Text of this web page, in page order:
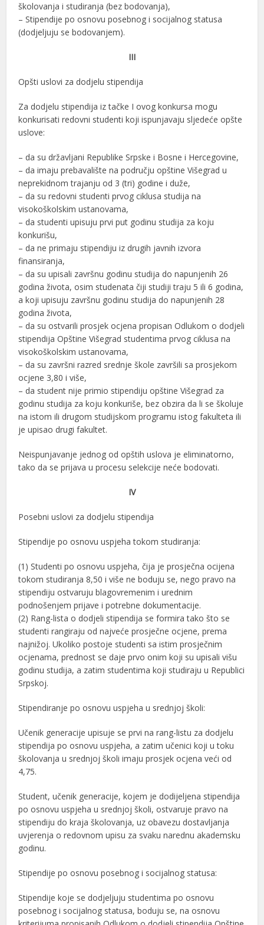
školovanja i studiranja (bez bodovanja),
– Stipendije po osnovu posebnog i socijalnog statusa
(dodjeljuju se bodovanjem).
III
Opšti uslovi za dodjelu stipendija
Za dodjelu stipendija iz tačke I ovog konkursa mogu
konkurisati redovni studenti koji ispunjavaju sljedeće opšte
uslove:
– da su državljani Republike Srpske i Bosne i Hercegovine,
– da imaju prebavalište na području opštine Višegrad u
neprekidnom trajanju od 3 (tri) godine i duže,
– da su redovni studenti prvog ciklusa studija na
visokoškolskim ustanovama,
– da studenti upisuju prvi put godinu studija za koju
konkurišu,
– da ne primaju stipendiju iz drugih javnih izvora
finansiranja,
– da su upisali završnu godinu studija do napunjenih 26
godina života, osim studenata čiji studiji traju 5 ili 6 godina,
a koji upisuju završnu godinu studija do napunjenih 28
godina života,
– da su ostvarili prosjek ocjena propisan Odlukom o dodjeli
stipendija Opštine Višegrad studentima prvog ciklusa na
visokoškolskim ustanovama,
– da su završni razred srednje škole završili sa prosjekom
ocjene 3,80 i više,
– da student nije primio stipendiju opštine Višegrad za
godinu studija za koju konkuriše, bez obzira da li se školuje
na istom ili drugom studijskom programu istog fakulteta ili
je upisao drugi fakultet.
Neispunjavanje jednog od opštih uslova je eliminatorno,
tako da se prijava u procesu selekcije neće bodovati.
IV
Posebni uslovi za dodjelu stipendija
Stipendije po osnovu uspjeha tokom studiranja:
(1) Studenti po osnovu uspjeha, čija je prosječna ocijena
tokom studiranja 8,50 i više ne boduju se, nego pravo na
stipendiju ostvaruju blagovremenim i urednim
podnošenjem prijave i potrebne dokumentacije.
(2) Rang-lista o dodjeli stipendija se formira tako što se
studenti rangiraju od najveće prosječne ocjene, prema
najnižoj. Ukoliko postoje studenti sa istim prosječnim
ocjenama, prednost se daje prvo onim koji su upisali višu
godinu studija, a zatim studentima koji studiraju u Republici
Srpskoj.
Stipendiranje po osnovu uspjeha u srednjoj školi:
Učenik generacije upisuje se prvi na rang-listu za dodjelu
stipendija po osnovu uspjeha, a zatim učenici koji u toku
školovanja u srednjoj školi imaju prosjek ocjena veći od
4,75.
Student, učenik generacije, kojem je dodijeljena stipendija
po osnovu uspjeha u srednjoj školi, ostvaruje pravo na
stipendiju do kraja školovanja, uz obavezu dostavljanja
uvjerenja o redovnom upisu za svaku narednu akademsku
godinu.
Stipendije po osnovu posebnog i socijalnog statusa:
Stipendije koje se dodjeljuju studentima po osnovu
posebnog i socijalnog statusa, boduju se, na osnovu